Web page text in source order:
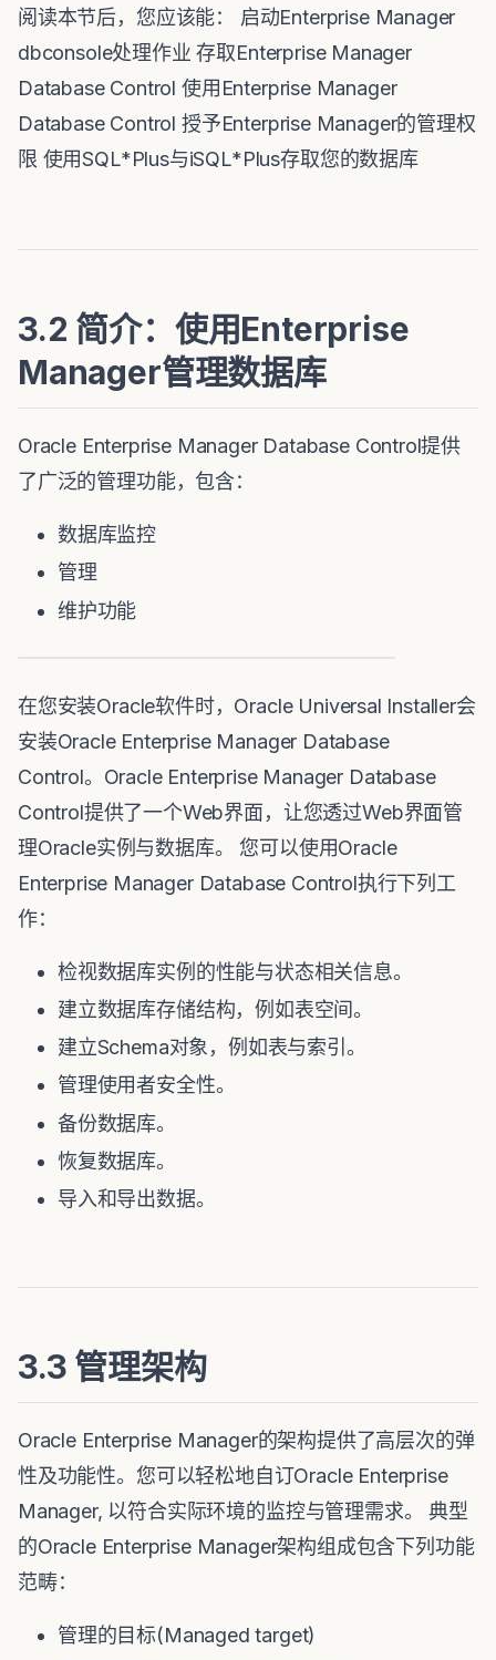
阅读本节后，您应该能： 启动Enterprise Manager
dbconsole处理作业 存取Enterprise Manager
Database Control 使用Enterprise Manager
Database Control 授予Enterprise Manager的管理权
限 使用SQL*Plus与iSQL*Plus存取您的数据库
3.2 简介：使用Enterprise
Manager管理数据库
Oracle Enterprise Manager Database Control提供
了广泛的管理功能，包含：
数据库监控
管理
维护功能
在您安装Oracle软件时，Oracle Universal Installer会
安装Oracle Enterprise Manager Database
Control。Oracle Enterprise Manager Database
Control提供了一个Web界面，让您透过Web界面管
理Oracle实例与数据库。 您可以使用Oracle
Enterprise Manager Database Control执行下列工
作：
检视数据库实例的性能与状态相关信息。
建立数据库存储结构，例如表空间。
建立Schema对象，例如表与索引。
管理使用者安全性。
备份数据库。
恢复数据库。
导入和导出数据。
3.3 管理架构
Oracle Enterprise Manager的架构提供了高层次的弹
性及功能性。您可以轻松地自订Oracle Enterprise
Manager, 以符合实际环境的监控与管理需求。 典型
的Oracle Enterprise Manager架构组成包含下列功能
范畴：
管理的目标(Managed target)